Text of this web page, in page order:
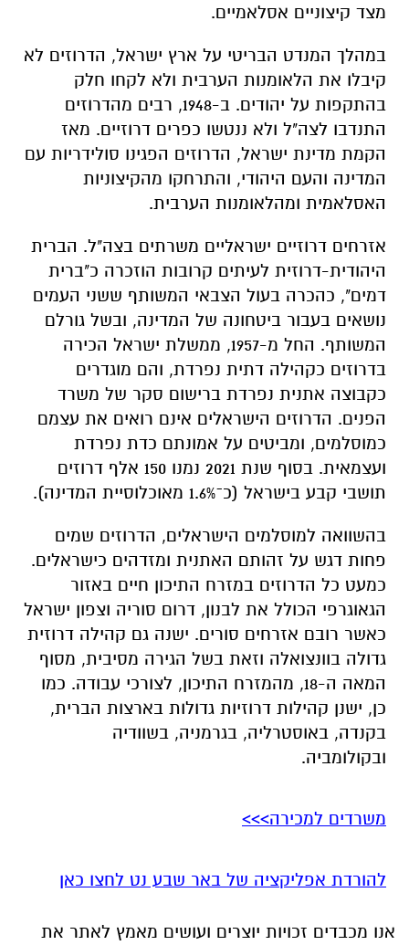
מצד קיצוניים אסלאמיים.
במהלך המנדט הבריטי על ארץ ישראל, הדרוזים לא
קיבלו את הלאומנות הערבית ולא לקחו חלק
בהתקפות על יהודים. ב-1948, רבים מהדרוזים
התנדבו לצה"ל ולא ננטשו כפרים דרוזיים. מאז
הקמת מדינת ישראל, הדרוזים הפגינו סולידריות עם
המדינה והעם היהודי, והתרחקו מהקיצוניות
האסלאמית ומהלאומנות הערבית.
אזרחים דרוזיים ישראליים משרתים בצה"ל. הברית
היהודית-דרוזית לעיתים קרובות הוזכרה כ"ברית
דמים", כהכרה בעול הצבאי המשותף ששני העמים
נושאים בעבור ביטחונה של המדינה, ובשל גורלם
המשותף. החל מ-1957, ממשלת ישראל הכירה
בדרוזים כקהילה דתית נפרדת, והם מוגדרים
כקבוצה אתנית נפרדת ברישום סקר של משרד
הפנים. הדרוזים הישראלים אינם רואים את עצמם
כמוסלמים, ומביטים על אמונתם כדת נפרדת
ועצמאית. בסוף שנת 2021 נמנו 150 אלף דרוזים
תושבי קבע בישראל (כ־1.6% מאוכלוסיית המדינה).
בהשוואה למוסלמים הישראלים, הדרוזים שמים
פחות דגש על זהותם האתנית ומזדהים כישראלים.
כמעט כל הדרוזים במזרח התיכון חיים באזור
הגאוגרפי הכולל את לבנון, דרום סוריה וצפון ישראל
כאשר רובם אזרחים סורים. ישנה גם קהילה דרוזית
גדולה בוונצואלה וזאת בשל הגירה מסיבית, מסוף
המאה ה-18, מהמזרח התיכון, לצורכי עבודה. כמו
כן, ישנן קהילות דרוזיות גדולות בארצות הברית,
בקנדה, באוסטרליה, בגרמניה, בשוודיה
ובקולומביה.
משרדים למכירה>>>
להורדת אפליקציה של באר שבע נט לחצו כאן
אנו מכבדים זכויות יוצרים ועושים מאמץ לאתר את